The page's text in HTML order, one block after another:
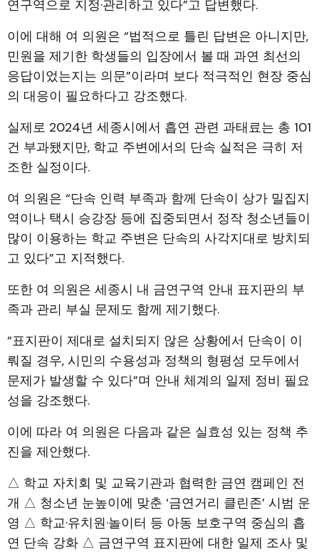
연구역으로 지정·관리하고 있다”고 답변했다.
이에 대해 여 의원은 “법적으로 틀린 답변은 아니지만,
민원을 제기한 학생들의 입장에서 볼 때 과연 최선의
응답이었는지는 의문”이라며 보다 적극적인 현장 중심
의 대응이 필요하다고 강조했다.
실제로 2024년 세종시에서 흡연 관련 과태료는 총 101
건 부과됐지만, 학교 주변에서의 단속 실적은 극히 저
조한 실정이다.
여 의원은 “단속 인력 부족과 함께 단속이 상가 밀집지
역이나 택시 승강장 등에 집중되면서 정작 청소년들이
많이 이용하는 학교 주변은 단속의 사각지대로 방치되
고 있다”고 지적했다.
또한 여 의원은 세종시 내 금연구역 안내 표지판의 부
족과 관리 부실 문제도 함께 제기했다.
“표지판이 제대로 설치되지 않은 상황에서 단속이 이
뤄질 경우, 시민의 수용성과 정책의 형평성 모두에서
문제가 발생할 수 있다”며 안내 체계의 일제 정비 필요
성을 강조했다.
이에 따라 여 의원은 다음과 같은 실효성 있는 정책 추
진을 제안했다.
△ 학교 자치회 및 교육기관과 협력한 금연 캠페인 전
개 △ 청소년 눈높이에 맞춘 ‘금연거리 클린존’ 시범 운
영 △ 학교·유치원·놀이터 등 아동 보호구역 중심의 흡
연 단속 강화 △ 금연구역 표지판에 대한 일제 조사 및